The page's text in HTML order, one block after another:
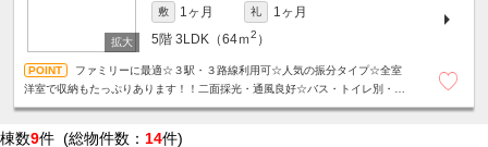
敷 1ヶ月 礼
1ヶ月
5階 3LDK（64ｍ2 ）
ファミリーに最適☆３駅・３路線利用可☆人気の振分タイプ☆全室
洋室で収納もたっぷりあります！！二面採光・通風良好☆バス・トイレ別・独
棟数9件 (総物件数： 14件)